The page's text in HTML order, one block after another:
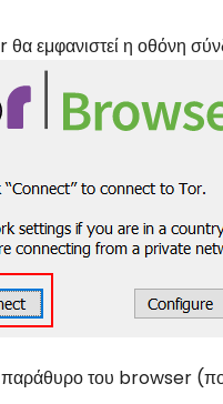
θα εμφανιστεί η οθόνη
παράθυρο του browser